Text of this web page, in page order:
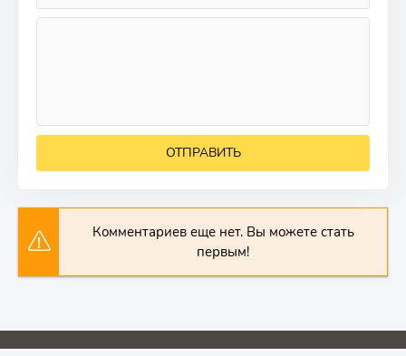
ОТПРАВИТЬ
Комментариев еще нет. Вы можете стать
первым!